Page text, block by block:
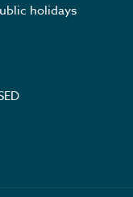
holidays